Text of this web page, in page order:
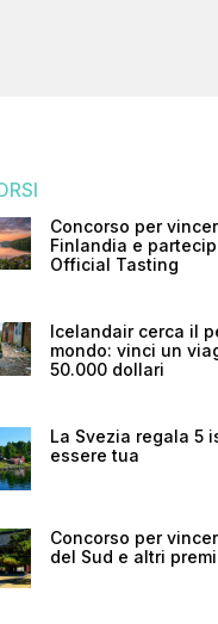
Concorso per
Finlandia e
Official Tasting
Icelandair cerca il
mondo: vinci un
50.000 dollari
La Svezia regala 5
essere tua
Concorso per
del Sud e altri premi